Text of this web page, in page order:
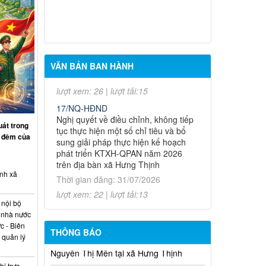
VĂN BẢN BAN HÀNH
Thời gian đăng: 31/07/2026
lượt xem: 26 | lượt tải:15
17/NQ-HĐND
Nghị quyết về điều chỉnh, không tiếp
tục thực hiện một số chỉ tiêu và bổ
sung giải pháp thực hiện kế hoạch
phát triển KTXH-QPAN năm 2026
trên địa bàn xã Hưng Thịnh
Thời gian đăng: 31/07/2026
lượt xem: 22 | lượt tải:13
18/NQ-HĐND
Nghị quyết về việc điều chỉnh, bổ
sung Kế hoạch đầu tư công năm
2026 (đợt 1) xã Hưng Thịnh
Thời gian đăng: 31/07/2026
14/NQ-HĐND
THÔNG BÁO
Thông báo về việc niêm yết công khai
hồ sơ mất giấy chứng nhận quyền sử
dụng đất bà Nguyễn Thị Nguyệt Quới địa
trong
của
xã
bộ
nước
- Biên
lý